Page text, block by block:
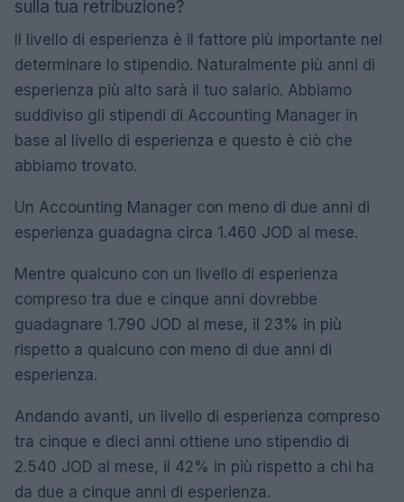
sulla tua retribuzione?
Il livello di esperienza è il fattore più importante nel
determinare lo stipendio. Naturalmente più anni di
esperienza più alto sarà il tuo salario. Abbiamo
suddiviso gli stipendi di Accounting Manager in
base al livello di esperienza e questo è ciò che
abbiamo trovato.
Un Accounting Manager con meno di due anni di
esperienza guadagna circa 1.460 JOD al mese.
Mentre qualcuno con un livello di esperienza
compreso tra due e cinque anni dovrebbe
guadagnare 1.790 JOD al mese, il 23% in più
rispetto a qualcuno con meno di due anni di
esperienza.
Andando avanti, un livello di esperienza compreso
tra cinque e dieci anni ottiene uno stipendio di
2.540 JOD al mese, il 42% in più rispetto a chi ha
da due a cinque anni di esperienza.